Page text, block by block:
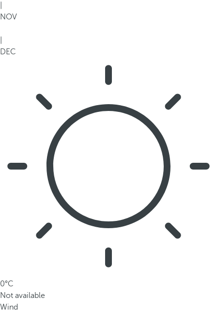
NOV
DEC
0°C
Not available
Wind